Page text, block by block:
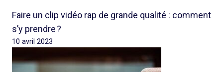
Faire un clip vidéo rap de grande qualité : comment
s’y prendre ?
10 avril 2023